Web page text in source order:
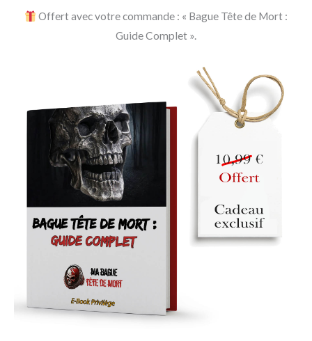
Offert avec votre commande : « Bague Tête de Mort :
Guide Complet ».